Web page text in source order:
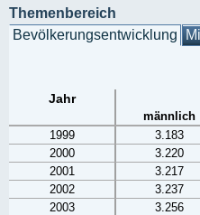
Themenbereich
Bevölkerungsentwicklung
Jahr
männlich
1999
3.183
2000
3.220
2001
3.217
2002
3.237
2003
3.256